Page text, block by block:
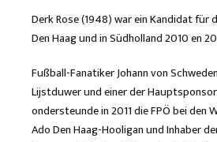
Derk Rose (1948) war ein Kandidat für
Den Haag und in Südholland 2010 en
Fußball-Fanatiker Johann von
Lijstduwer und einer der
ondersteunde in 2011 die FPÖ bei den
Ado Den Haag-Hooligan und Inhaber